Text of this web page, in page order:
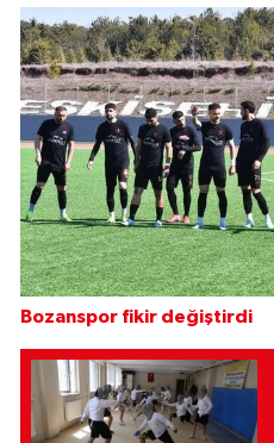
Bozanspor fikir değiştirdi